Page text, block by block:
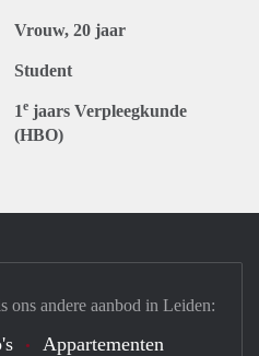
Vrouw, 20 jaar
Student
1e jaars Verpleegkunde
(HBO)
ons andere aanbod in Leiden:
Appartementen